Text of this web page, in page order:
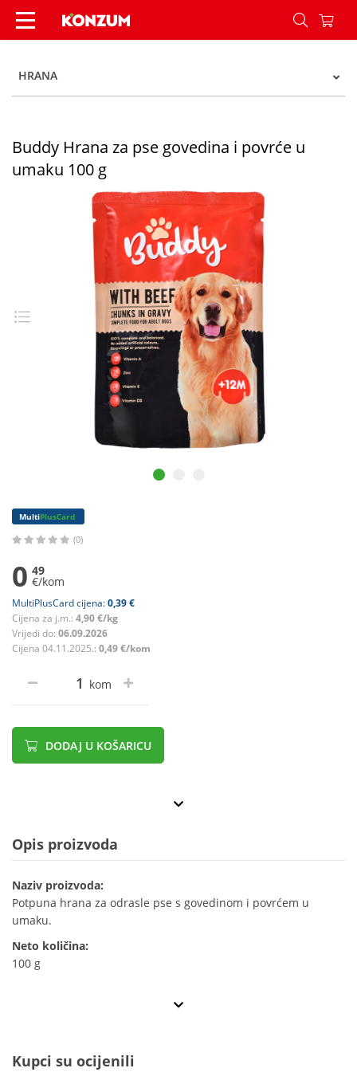
Buddy Hrana za pse govedina i povrće u umaku
HRANA
Buddy Hrana za pse govedina i povrće u
umaku 100 g
MultiPlusCard
(0)
0 49
€/kom
MultiPlusCard cijena:0,39 €
Cijena za j.m.: 4,90 €/kg
Vrijedi do: 06.09.2026
Cijena 04.11.2025.: 0,49 €/kom
kom
DODAJ U KOŠARICU
Opis proizvoda
Naziv proizvoda:
Potpuna hrana za odrasle pse s govedinom i povrćem u
umaku.
Neto količina:
100 g
Kupci su ocijenili